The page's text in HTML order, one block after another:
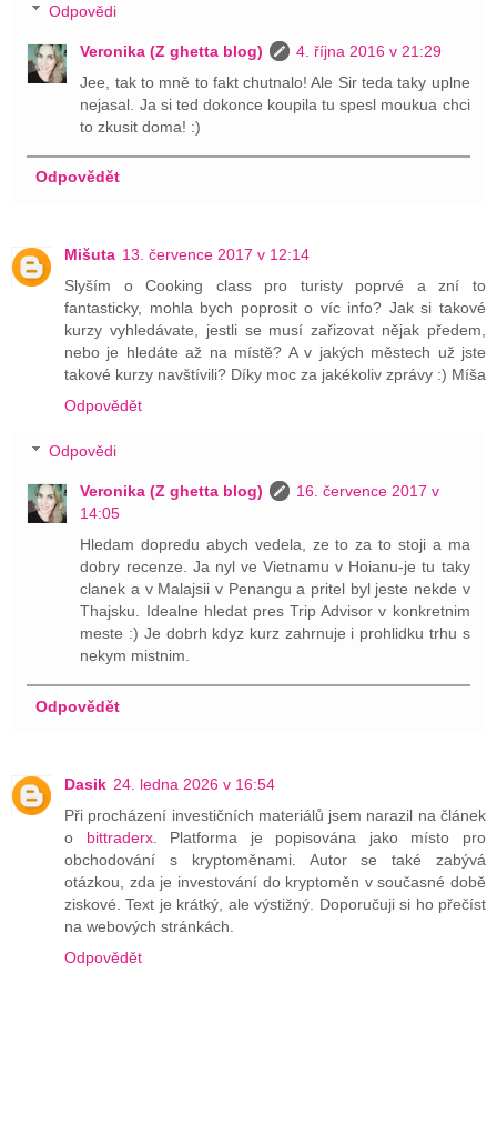
Odpovědi
Veronika (Z ghetta blog)
4. října 2016 v 21:29
Jee, tak to mně to fakt chutnalo! Ale Sir teda taky uplne
nejasal. Ja si ted dokonce koupila tu spesl moukua chci
to zkusit doma! :)
Odpovědět
Mišuta 13. července 2017 v 12:14
Slyším o Cooking class pro turisty poprvé a zní to
fantasticky, mohla bych poprosit o víc info? Jak si takové
kurzy vyhledávate, jestli se musí zařizovat nějak předem,
nebo je hledáte až na místě? A v jakých městech už jste
takové kurzy navštívili? Díky moc za jakékoliv zprávy :) Míša
Odpovědět
Odpovědi
Veronika (Z ghetta blog)
16. července 2017 v
14:05
Hledam dopredu abych vedela, ze to za to stoji a ma
dobry recenze. Ja nyl ve Vietnamu v Hoianu-je tu taky
clanek a v Malajsii v Penangu a pritel byl jeste nekde v
Thajsku. Idealne hledat pres Trip Advisor v konkretnim
meste :) Je dobrh kdyz kurz zahrnuje i prohlidku trhu s
nekym mistnim.
Odpovědět
Dasik 24. ledna 2026 v 16:54
Při procházení investičních materiálů jsem narazil na článek
o bittraderx. Platforma je popisována jako místo pro
obchodování s kryptoměnami. Autor se také zabývá
otázkou, zda je investování do kryptoměn v současné době
ziskové. Text je krátký, ale výstižný. Doporučuji si ho přečíst
na webových stránkách.
Odpovědět